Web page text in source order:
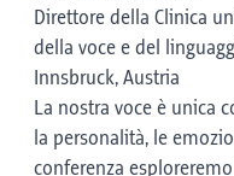
Direttore della Clinica
della voce e del
Innsbruck, Austria
La nostra voce è unica
la personalità, le
conferenza